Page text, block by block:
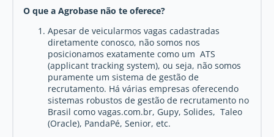
O que a Agrobase não te oferece?
Apesar de veicularmos vagas cadastradas
diretamente conosco, não somos nos
posicionamos exatamente como um ATS
(applicant tracking system), ou seja, não somos
puramente um sistema de gestão de
recrutamento. Há várias empresas oferecendo
sistemas robustos de gestão de recrutamento no
Brasil como vagas.com.br, Gupy, Solides, Taleo
(Oracle), PandaPé, Senior, etc.